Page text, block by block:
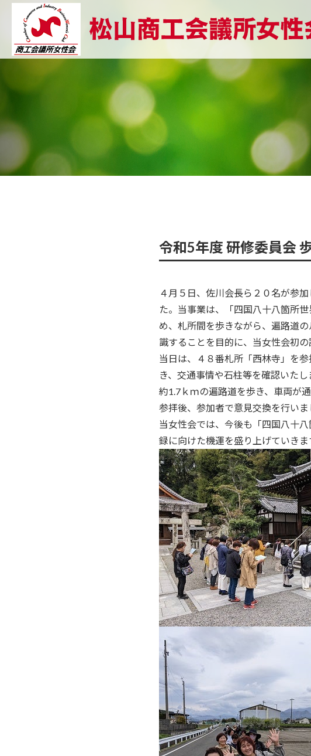
令和5年度 研修委員会
４月５日、佐川会長ら２０名が参
た。当事業は、「四国八十八箇所
め、札所間を歩きながら、遍路道
識することを目的に、当女性会初の
当日は、４８番札所「西林寺」を
き、交通事情や石柱等を確認いた
約1.7ｋｍの遍路道を歩き、車両が
参拝後、参加者で意見交換を行い
当女性会では、今後も「四国八十
録に向けた機運を盛り上げていきま